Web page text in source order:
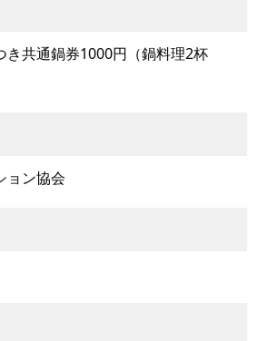
き共通鍋券1000円（鍋料理2杯
ョン協会